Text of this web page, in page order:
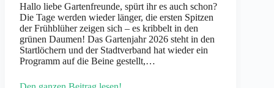
Hallo liebe Gartenfreunde, spürt ihr es auch schon?
Die Tage werden wieder länger, die ersten Spitzen
der Frühblüher zeigen sich – es kribbelt in den
grünen Daumen! Das Gartenjahr 2026 steht in den
Startlöchern und der Stadtverband hat wieder ein
Programm auf die Beine gestellt,…